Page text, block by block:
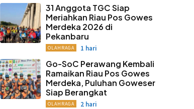
31 Anggota TGC Siap
Meriahkan Riau Pos Gowes
Merdeka 2026 di
Pekanbaru
OLAHRAGA 1 hari
Go-SoC Perawang Kembali
Ramaikan Riau Pos Gowes
Merdeka, Puluhan Goweser
Siap Berangkat
OLAHRAGA 2 hari